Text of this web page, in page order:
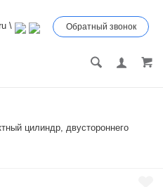
\ Обратный звонок
цилиндр, двустороннего